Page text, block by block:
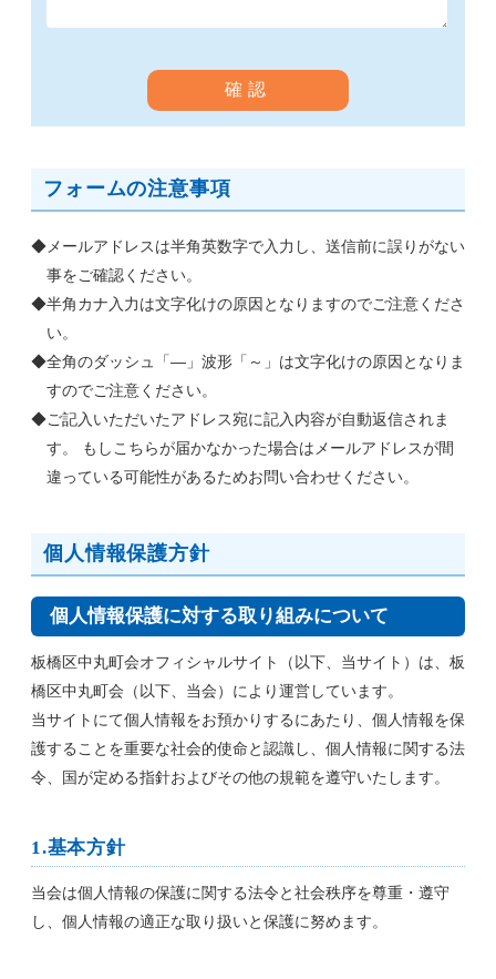
フォームの注意事項
メールアドレスは半角英数字で入力し、送信前に誤りがない
事をご確認ください。
半角カナ入力は文字化けの原因となりますのでご注意くださ
い。
全角のダッシュ「―」波形「～」は文字化けの原因となりま
すのでご注意ください。
ご記入いただいたアドレス宛に記入内容が自動返信されま
す。 もしこちらが届かなかった場合はメールアドレスが間
違っている可能性があるためお問い合わせください。
個人情報保護方針
個人情報保護に対する取り組みについて
板橋区中丸町会オフィシャルサイト（以下、当サイト）は、板
橋区中丸町会（以下、当会）により運営しています。
当サイトにて個人情報をお預かりするにあたり、個人情報を保
護することを重要な社会的使命と認識し、個人情報に関する法
令、国が定める指針およびその他の規範を遵守いたします。
1.基本方針
当会は個人情報の保護に関する法令と社会秩序を尊重・遵守
し、個人情報の適正な取り扱いと保護に努めます。